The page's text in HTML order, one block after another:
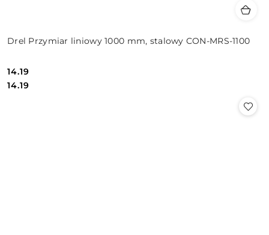
Drel Przymiar liniowy 1000 mm, stalowy CON-MRS-1100
Cena:
14.19
Cena:
14.19